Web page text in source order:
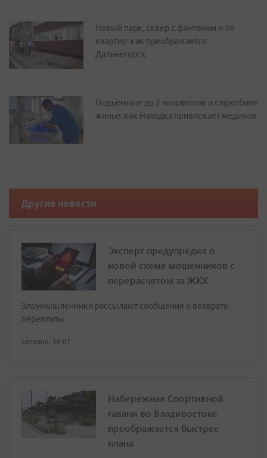
Новый парк, сквер с фонтаном и 50
квартир: как преображается
Дальнегорск
Подъемные до 2 миллионов и служебное
жилье: как Находка привлекает медиков
Другие новости
Эксперт предупредил о
новой схеме мошенников с
перерасчетом за ЖКХ
Злоумышленники рассылают сообщения о возврате
переплаты
сегодня, 16:07
Набережная Спортивной
гавани во Владивостоке
преображается быстрее
плана